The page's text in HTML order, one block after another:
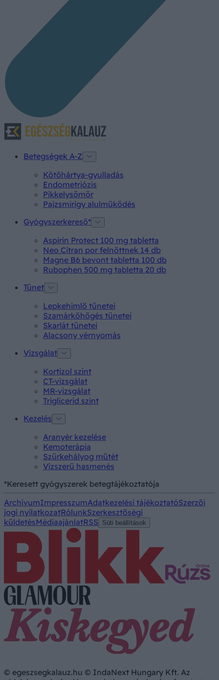
Betegségek A-Z
Kötőhártya-gyulladás
Endometriózis
Pikkelysömör
Pajzsmirigy alulműködés
Gyógyszerkereső*
Aspirin Protect 100 mg tabletta
Neo Citran por felnőttnek 14 db
Magne B6 bevont tabletta 100 db
Rubophen 500 mg tabletta 20 db
Tünet
Lepkehimlő tünetei
Szamárköhögés tünetei
Skarlát tünetei
Alacsony vérnyomás
Vizsgálat
Kortizol szint
CT-vizsgálat
MR-vizsgálat
Triglicerid szint
Kezelés
Aranyér kezelése
Kemoterápia
Szürkehályog műtét
Vízszerű hasmenés
*Keresett gyógyszerek betegtájékoztatója
ArchívumImpresszumAdatkezelési tájékoztatóSzerzői
jogi nyilatkozatRólunkSzerkesztőségi
küldetésMédiaajánlatRSS Süti beállítások
© egeszsegkalauz.hu © IndaNext Hungary Kft. Az